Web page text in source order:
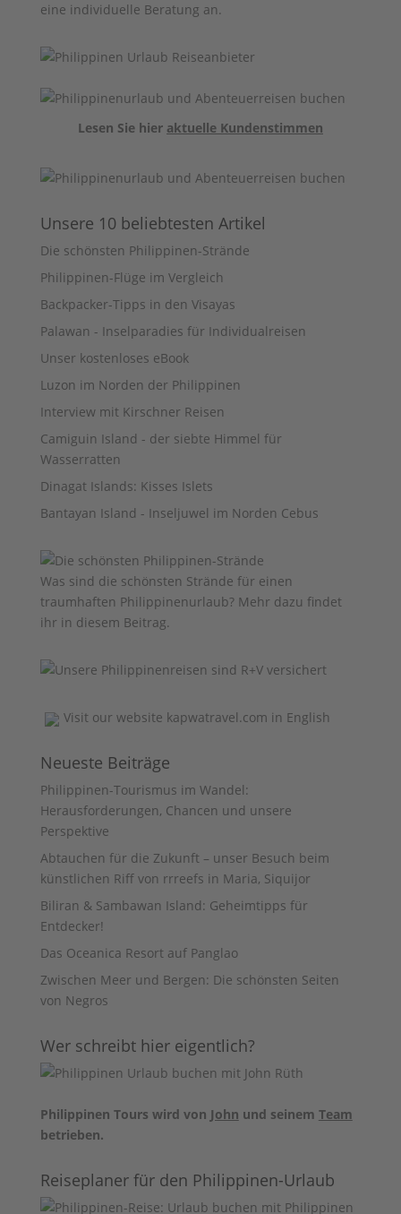
eine individuelle Beratung an.
Lesen Sie hier aktuelle Kundenstimmen
Unsere 10 beliebtesten Artikel
Die schönsten Philippinen-Strände
Philippinen-Flüge im Vergleich
Backpacker-Tipps in den Visayas
Palawan - Inselparadies für Individualreisen
Unser kostenloses eBook
Luzon im Norden der Philippinen
Interview mit Kirschner Reisen
Camiguin Island - der siebte Himmel für
Wasserratten
Dinagat Islands: Kisses Islets
Bantayan Island - Inseljuwel im Norden Cebus
Was sind die schönsten Strände für einen
traumhaften Philippinenurlaub? Mehr dazu findet
ihr in diesem Beitrag.
Visit our website kapwatravel.com in English
Neueste Beiträge
Philippinen-Tourismus im Wandel:
Herausforderungen, Chancen und unsere
Perspektive
Abtauchen für die Zukunft – unser Besuch beim
künstlichen Riff von rrreefs in Maria, Siquijor
Biliran & Sambawan Island: Geheimtipps für
Entdecker!
Das Oceanica Resort auf Panglao
Zwischen Meer und Bergen: Die schönsten Seiten
von Negros
Wer schreibt hier eigentlich?
Philippinen Tours wird von John und seinem Team
betrieben.
Reiseplaner für den Philippinen-Urlaub